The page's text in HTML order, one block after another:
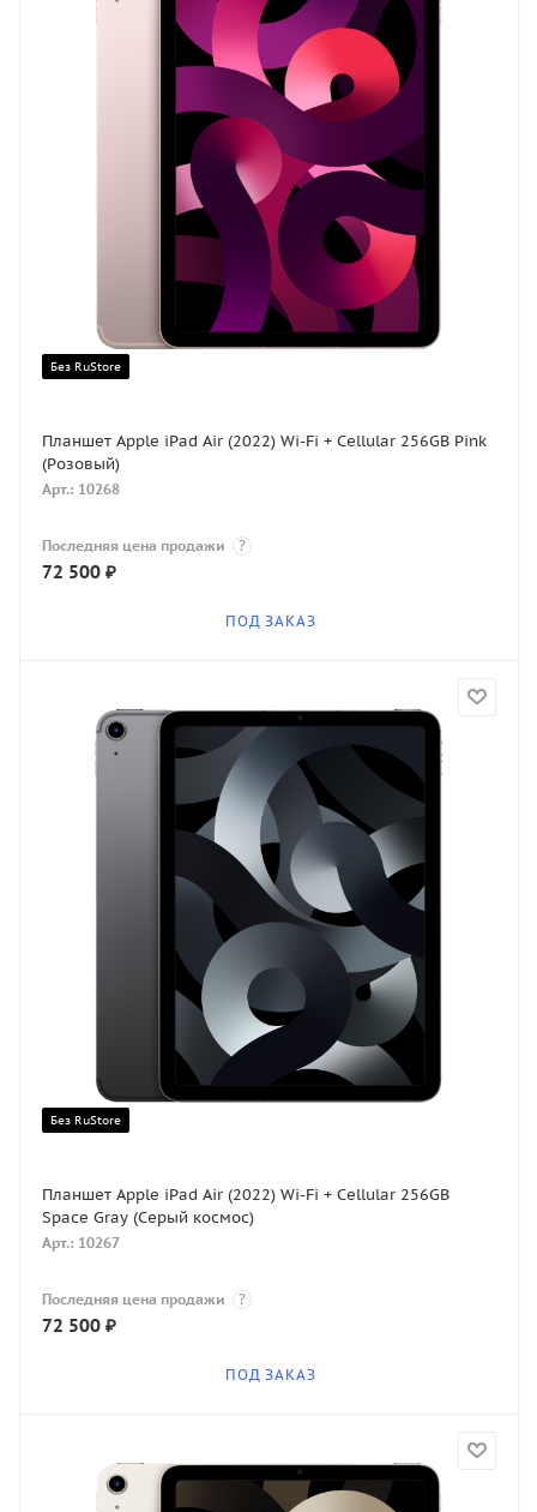
Без RuStore
Планшет Apple iPad Air (2022) Wi-Fi + Cellular 256GB Pink
(Розовый)
Арт.: 10268
Последняя цена продажи ?
72 500 ₽
ПОД ЗАКАЗ
Без RuStore
Планшет Apple iPad Air (2022) Wi-Fi + Cellular 256GB
Space Gray (Серый космос)
Арт.: 10267
Последняя цена продажи ?
72 500 ₽
ПОД ЗАКАЗ